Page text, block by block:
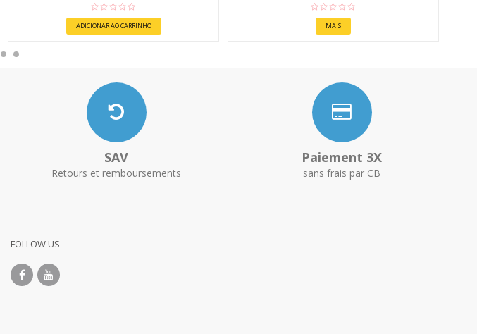
ADICIONAR AO CARRINHO MAIS
SAV
Retours et remboursements
Paiement 3X
sans frais par CB
FOLLOW US